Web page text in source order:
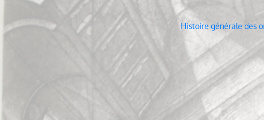
Navigation
de
l’article
Histoire générale des